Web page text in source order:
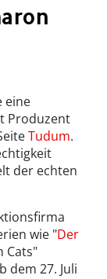
eine
Produzent
Tudum.
der echten
wie "Der
Cats"
dem 27. Juli